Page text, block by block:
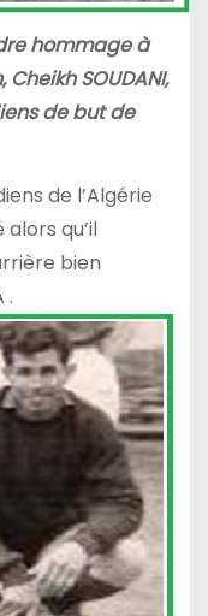
hommage à
SOUDANI,
de but de
de l’Algérie
alors qu’il
bien
.